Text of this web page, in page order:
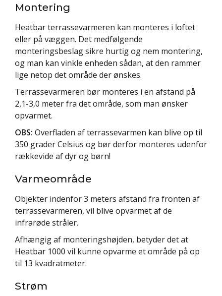
Montering
Heatbar terrassevarmeren kan monteres i loftet
eller på væggen. Det medfølgende
monteringsbeslag sikre hurtig og nem montering,
og man kan vinkle enheden sådan, at den rammer
lige netop det område der ønskes.
Terrassevarmeren bør monteres i en afstand på
2,1-3,0 meter fra det område, som man ønsker
opvarmet.
OBS: Overfladen af terrassevarmen kan blive op til
350 grader Celsius og bør derfor monteres udenfor
rækkevide af dyr og børn!
Varmeområde
Objekter indenfor 3 meters afstand fra fronten af
terrassevarmeren, vil blive opvarmet af de
infrarøde stråler.
Afhængig af monteringshøjden, betyder det at
Heatbar 1000 vil kunne opvarme et område på op
til 13 kvadratmeter.
Strøm